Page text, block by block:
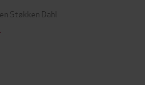
Støkken Dahl